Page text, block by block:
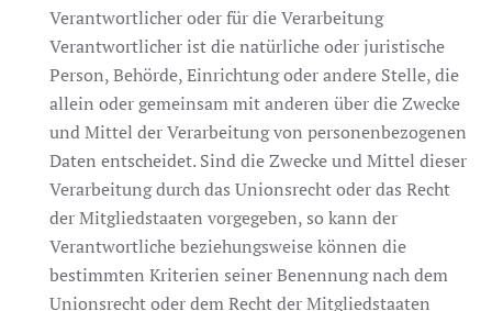
Verantwortlicher oder für die Verarbeitung
Verantwortlicher ist die natürliche oder juristische
Person, Behörde, Einrichtung oder andere Stelle, die
allein oder gemeinsam mit anderen über die Zwecke
und Mittel der Verarbeitung von personenbezogenen
Daten entscheidet. Sind die Zwecke und Mittel dieser
Verarbeitung durch das Unionsrecht oder das Recht
der Mitgliedstaaten vorgegeben, so kann der
Verantwortliche beziehungsweise können die
bestimmten Kriterien seiner Benennung nach dem
Unionsrecht oder dem Recht der Mitgliedstaaten